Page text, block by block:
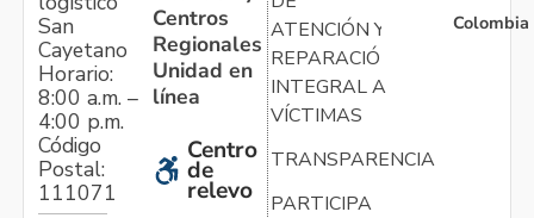
San
Cayetano
Horario:
8:00 a.m. –
4:00 p.m.
Código
Postal:
111071
Centros
Regionales
Unidad en
línea
Centro
de
relevo
ATENCIÓN Y
REPARACIÓN
INTEGRAL A
VÍCTIMAS
TRANSPARENCIA
PARTICIPA
Colombia